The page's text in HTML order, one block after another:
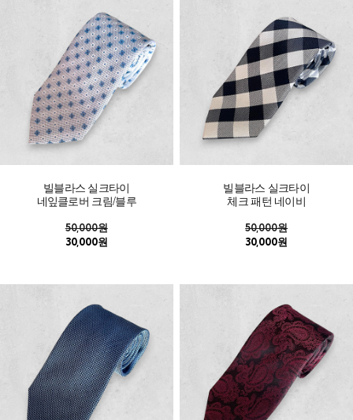
빌블라스 실크타이
네잎클로버 크림/블루
50,000원
30,000원
빌블라스 실크타이
체크 패턴 네이비
50,000원
30,000원